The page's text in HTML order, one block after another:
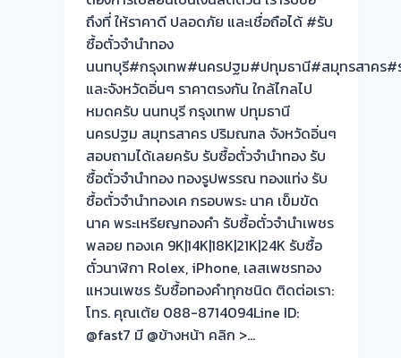
ถึงที่ ให้ราคาดี ปลอดภัย และเชื่อถือได้ #รับ
ซื้อตั๋วจำนำทอง
นนทบุรี#กรุงเทพ#นครปฐม#ปทุมธานี#สมุทรสาคร#
และจังหวัดอิ่นๆ ราคาตรงกัน ใกล้ไกลไป
หมดครับ นนทบุรี กรุงเทพ ปทุมธานี
นครปฐม สมุทรสาคร ปริมณฑล จังหวัดอิ่นๆ
สอบถามได้เลยครับ รับซื้อตั๋วจำนำทอง รับ
ซื้อตั๋วจำนำทอง ทองรูปพรรณ ทองแท่ง รับ
ซื้อตั๋วจำนำทองเค กรอบพระ นาค เข็มขัด
นาค พระเหรียญทองคำ รับซื้อตั๋วจำนำเพชร
พลอย ทองเค 9K|14K|18K|21K|24K รับซื้อ
ตั๋วนาฬิกา Rolex, iPhone, เลสเพชรทอง
แหวนเพชร รับซื้อทองคำทุกชนิด ติดต่อเรา:
โทร. คุณเต้ย 088-8714094Line ID:
@fast7 มี @ข้างหน้า คลิก >…